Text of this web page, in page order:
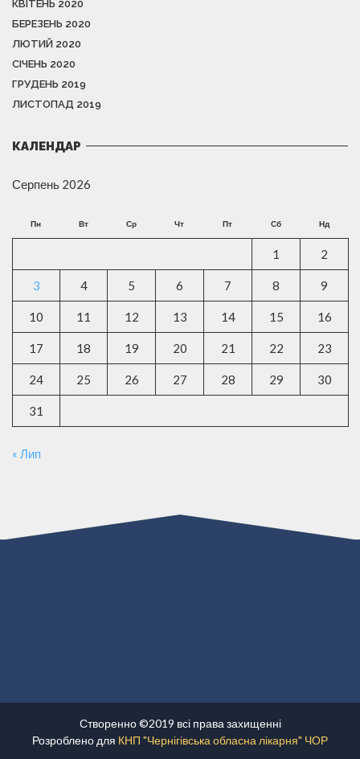
КВІТЕНЬ 2020
БЕРЕЗЕНЬ 2020
ЛЮТИЙ 2020
СІЧЕНЬ 2020
ГРУДЕНЬ 2019
ЛИСТОПАД 2019
КАЛЕНДАР
Серпень 2026
Пн Вт Ср Чт Пт Сб Нд
1 2
3 4 5 6 7 8 9
10 11 12 13 14 15 16
17 18 19 20 21 22 23
24 25 26 27 28 29 30
31
« Лип
Створенно ©2019 всі права захищенні
Розроблено для КНП "Чернігівська обласна лікарня" ЧОР